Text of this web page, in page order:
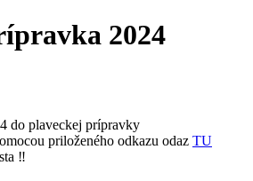
2024
do plaveckej prípravky
priloženého odkazu odaz TU
‼️